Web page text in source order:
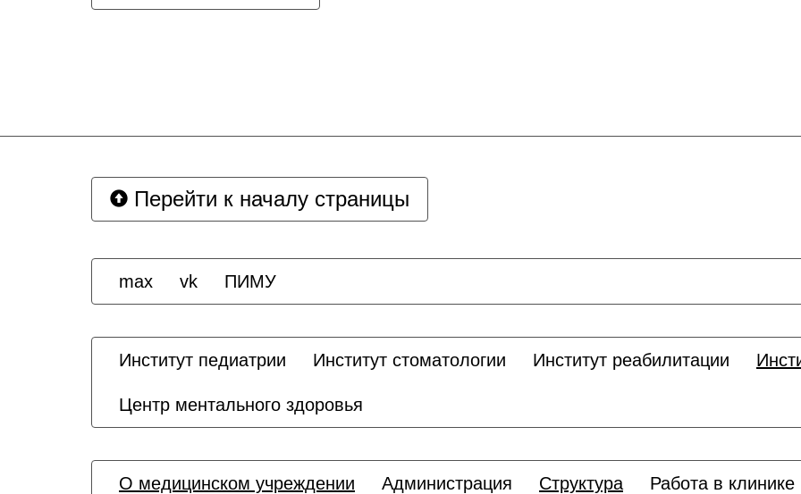
Перейти к началу страницы
max vk ПИМУ
Институт педиатрии Институт стоматологии Институт реабилитации
Центр ментального здоровья
О медицинском учреждении Администрация Структура Работа в клинике